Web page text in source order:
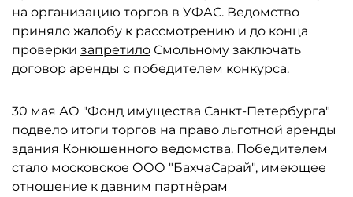
на организацию торгов в УФАС. Ведомство
приняло жалобу к рассмотрению и до конца
проверки запретило Смольному заключать
договор аренды с победителем конкурса.
30 мая АО "Фонд имущества Санкт-Петербурга"
подвело итоги торгов на право льготной аренды
здания Конюшенного ведомства. Победителем
стало московское ООО "БахчаСарай", имеющее
отношение к давним партнёрам